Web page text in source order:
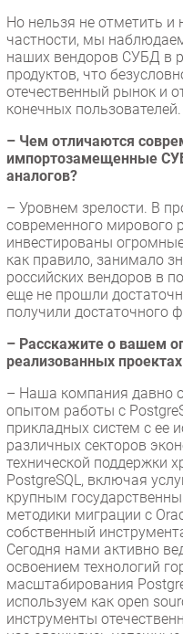
Но нельзя не отметить и
частности, мы
наших вендоров СУБД в
продуктов, что
отечественный рынок и
конечных пользователей.
– Чем отличаются
импортозамещенные
аналогов?
– Уровнем зрелости. В
современного мирового
инвестированы
как правило, занимало
российских вендоров в
еще не прошли
получили достаточного
– Расскажите о вашем
реализованных
– Наша компания давно
опытом работы с
прикладных систем с ее
различных секторов
технической поддержки
PostgreSQL, включая
крупным
методики миграции с
собственный
Сегодня нами активно
освоением технологий
масштабирования
используем как open
инструменты